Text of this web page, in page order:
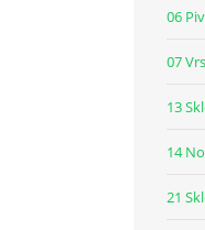
06
07
13
14
21